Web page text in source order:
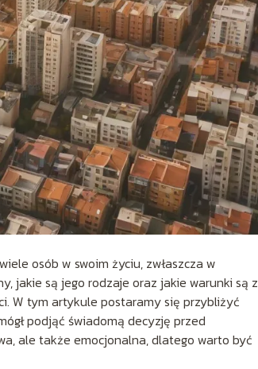
osób w swoim życiu, zwłaszcza w
jakie są jego rodzaje oraz jakie warunki są z
W tym artykule postaramy się przybliżyć
podjąć świadomą decyzję przed
ale także emocjonalna, dlatego warto być